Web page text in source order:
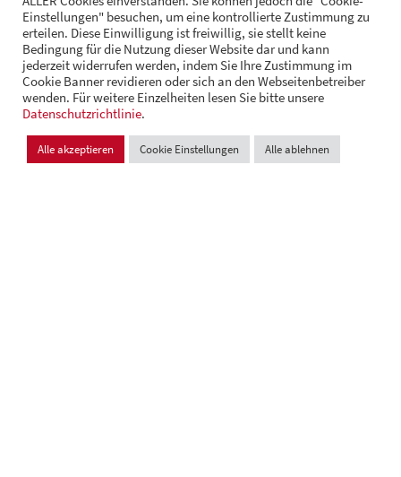
FOLGE UNS
© Andrä Consulting Datenschutz
Cookie Einstellungen
Design und Entwicklung:VI BRAND STUDIOS
Einstellungen" besuchen, um eine kontrollierte Zustimmung zu
erteilen. Diese Einwilligung ist freiwillig, sie stellt keine
Bedingung für die Nutzung dieser Website dar und kann
jederzeit widerrufen werden, indem Sie Ihre Zustimmung im
Cookie Banner revidieren oder sich an den Webseitenbetreiber
wenden. Für weitere Einzelheiten lesen Sie bitte unsere
Datenschutzrichtlinie.
Alle akzeptieren Cookie Einstellungen Alle ablehnen